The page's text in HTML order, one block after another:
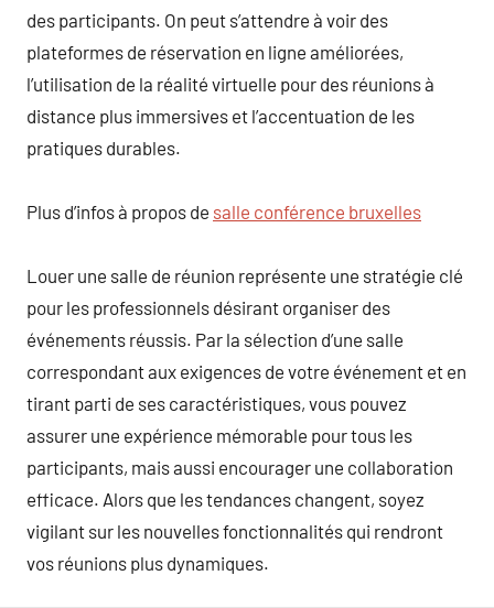
des participants. On peut s’attendre à voir des
plateformes de réservation en ligne améliorées,
l’utilisation de la réalité virtuelle pour des réunions à
distance plus immersives et l’accentuation de les
pratiques durables.
Plus d’infos à propos de salle conférence bruxelles
Louer une salle de réunion représente une stratégie clé
pour les professionnels désirant organiser des
événements réussis. Par la sélection d’une salle
correspondant aux exigences de votre événement et en
tirant parti de ses caractéristiques, vous pouvez
assurer une expérience mémorable pour tous les
participants, mais aussi encourager une collaboration
efficace. Alors que les tendances changent, soyez
vigilant sur les nouvelles fonctionnalités qui rendront
vos réunions plus dynamiques.